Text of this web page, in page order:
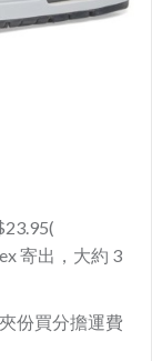
寄出，大約 3
份買分擔運費